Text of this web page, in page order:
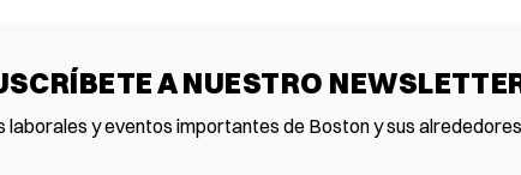
A NUESTRO
y eventos importantes de Boston y sus